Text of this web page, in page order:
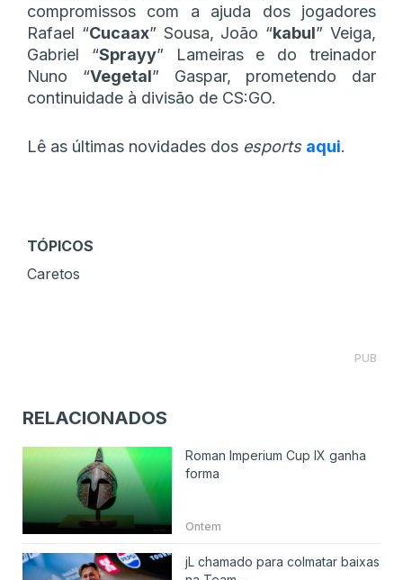
compromissos com a ajuda dos jogadores
Rafael “Cucaax” Sousa, João “kabul” Veiga,
Gabriel “Sprayy” Lameiras e do treinador
Nuno “Vegetal” Gaspar, prometendo dar
continuidade à divisão de CS:GO.
Lê as últimas novidades dos esports aqui.
TÓPICOS
Caretos
PUB
RELACIONADOS
Roman Imperium Cup IX ganha
forma
Ontem
jL chamado para colmatar baixas